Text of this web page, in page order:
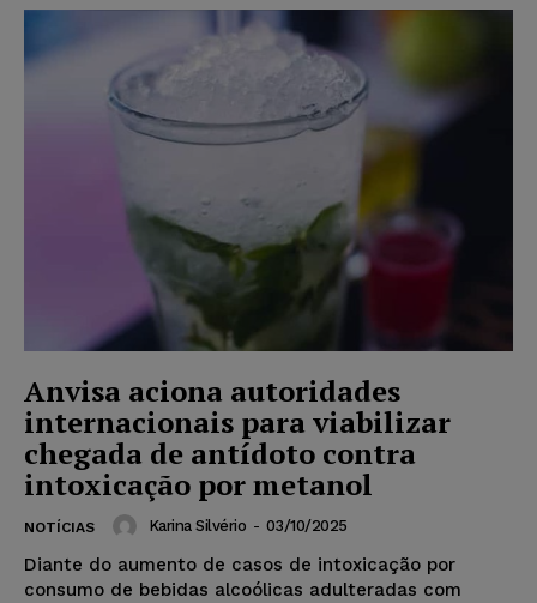
Anvisa aciona autoridades
internacionais para viabilizar
chegada de antídoto contra
intoxicação por metanol
NOTÍCIAS Karina Silvério - 03/10/2025
Diante do aumento de casos de intoxicação por
consumo de bebidas alcoólicas adulteradas com